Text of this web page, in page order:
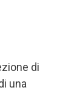
di
una